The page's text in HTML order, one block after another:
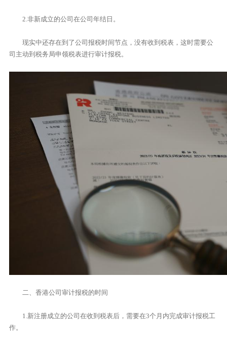
2.非新成立的公司在公司年结日。
现实中还存在到了公司报税时间节点，没有收到税表，这时需要公
司主动到税务局申领税表进行审计报税。
二、香港公司审计报税的时间
1.新注册成立的公司在收到税表后，需要在3个月内完成审计报税工
作。